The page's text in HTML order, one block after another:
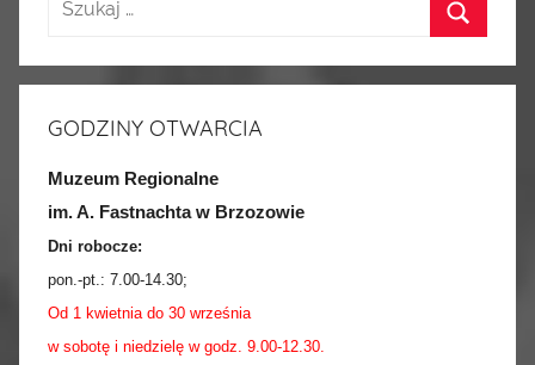
GODZINY OTWARCIA
Muzeum Regionalne
im. A. Fastnachta w Brzozowie
Dni robocze:
pon.-pt.: 7.00-14.30;
Od 1 kwietnia do 30 września
w sobotę i niedzielę w godz. 9.00-12.30.